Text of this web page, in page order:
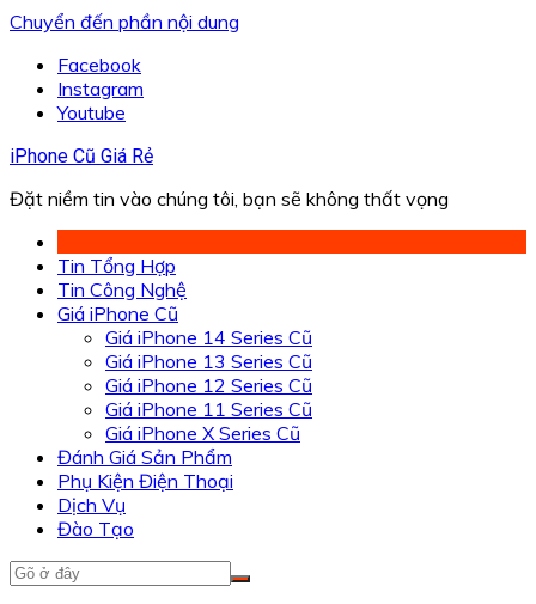
Chuyển đến phần nội dung
Facebook
Instagram
Youtube
iPhone Cũ Giá Rẻ
Đặt niềm tin vào chúng tôi, bạn sẽ không thất vọng
Tin Tổng Hợp
Tin Công Nghệ
Giá iPhone Cũ
Giá iPhone 14 Series Cũ
Giá iPhone 13 Series Cũ
Giá iPhone 12 Series Cũ
Giá iPhone 11 Series Cũ
Giá iPhone X Series Cũ
Đánh Giá Sản Phẩm
Phụ Kiện Điện Thoại
Dịch Vụ
Đào Tạo